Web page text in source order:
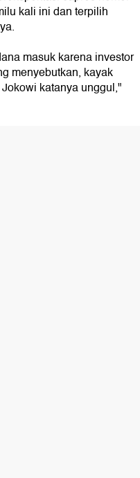
kali ini dan terpilih
masuk karena investor
menyebutkan, kayak
katanya unggul,"